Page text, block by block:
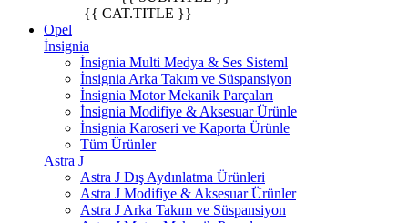
{{ CAT.TITLE }}
Opel
İnsignia
İnsignia Multi Medya & Ses Sisteml
İnsignia Arka Takım ve Süspansiyon
İnsignia Motor Mekanik Parçaları
İnsignia Modifiye & Aksesuar Ürünle
İnsignia Karoseri ve Kaporta Ürünle
Tüm Ürünler
Astra J
Astra J Dış Aydınlatma Ürünleri
Astra J Modifiye & Aksesuar Ürünler
Astra J Arka Takım ve Süspansiyon